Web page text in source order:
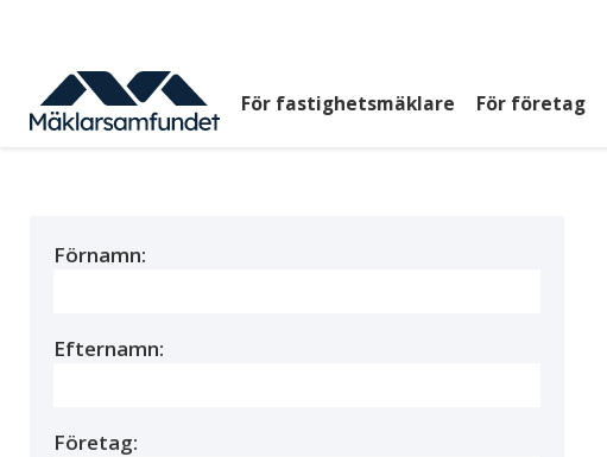
huvudinnehåll
Huvudmeny
För fastighetsmäklare För företag
Förnamn:
Efternamn:
Företag: